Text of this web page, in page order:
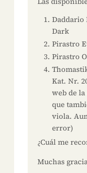
Daddario
Dark
Pirastro
Pirastro
Kat. Nr.
web de
que
viola.
error)
¿Cuál me
Muchas